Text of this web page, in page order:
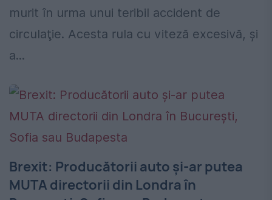
murit în urma unui teribil accident de
circulaţie. Acesta rula cu viteză excesivă, şi
a...
Brexit: Producătorii auto şi-ar putea
MUTA directorii din Londra în